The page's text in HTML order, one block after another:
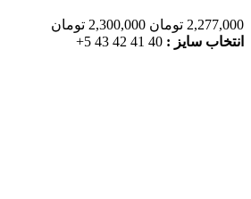
2,277,000 تومان
2,300,000 تومان
انتخاب سایز : 40
41
42
43
5+